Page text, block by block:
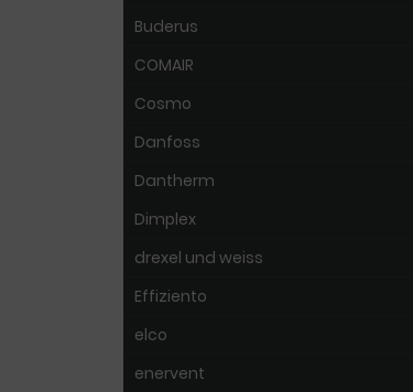
Buderus
COMAIR
Cosmo
Danfoss
Dantherm
Dimplex
drexel und weiss
Effiziento
elco
enervent